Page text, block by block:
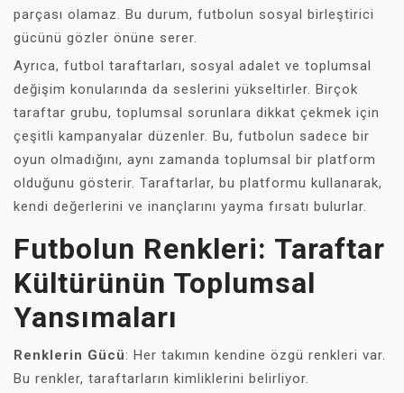
parçası olamaz. Bu durum, futbolun sosyal birleştirici
gücünü gözler önüne serer.
Ayrıca, futbol taraftarları, sosyal adalet ve toplumsal
değişim konularında da seslerini yükseltirler. Birçok
taraftar grubu, toplumsal sorunlara dikkat çekmek için
çeşitli kampanyalar düzenler. Bu, futbolun sadece bir
oyun olmadığını, aynı zamanda toplumsal bir platform
olduğunu gösterir. Taraftarlar, bu platformu kullanarak,
kendi değerlerini ve inançlarını yayma fırsatı bulurlar.
Futbolun Renkleri: Taraftar
Kültürünün Toplumsal
Yansımaları
Renklerin Gücü: Her takımın kendine özgü renkleri var.
Bu renkler, taraftarların kimliklerini belirliyor.